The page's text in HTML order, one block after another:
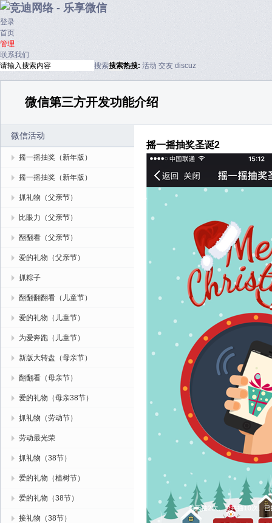
登录
首页
管理
联系我们
搜索搜索热搜: 活动 交友 discuz
微信第三方开发功能介绍
微信活动
摇一摇抽奖（新年版）
摇一摇抽奖（新年版）
抓礼物（父亲节）
比眼力（父亲节）
翻翻看（父亲节）
爱的礼物（父亲节）
抓粽子
翻翻翻翻看（儿童节）
爱的礼物（儿童节）
为爱奔跑（儿童节）
新版大转盘（母亲节）
翻翻看（母亲节）
爱的礼物（母亲38节）
抓礼物（劳动节）
劳动最光荣
抓礼物（38节）
爱的礼物（植树节）
爱的礼物（38节）
接礼物（38节）
摇一摇抽奖圣诞2